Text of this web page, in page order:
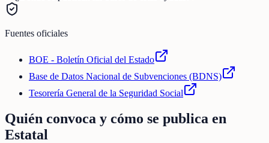
Fuentes oficiales
BOE - Boletín Oficial del Estado
Base de Datos Nacional de Subvenciones (BDNS)
Tesorería General de la Seguridad Social
Quién convoca y cómo se publica en
Estatal